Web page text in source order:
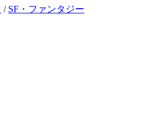
/ SF・ファンタジー